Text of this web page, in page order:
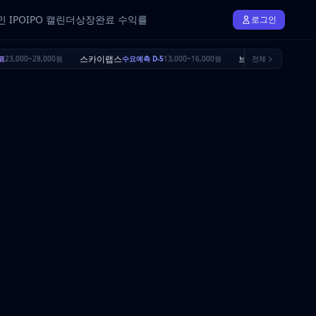
IPOIPO 캘린더상장완료 수익률 로그인
23,000~28,000원 스카이랩스수요예측 D-513,000~16,000원 브릴스수요예측 D-22
전체